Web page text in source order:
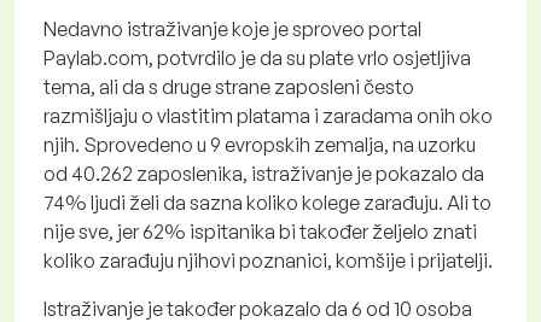
Nedavno istraživanje koje je sproveo portal
Paylab.com, potvrdilo je da su plate vrlo osjetljiva
tema, ali da s druge strane zaposleni često
razmišljaju o vlastitim platama i zaradama onih oko
njih. Sprovedeno u 9 evropskih zemalja, na uzorku
od 40.262 zaposlenika, istraživanje je pokazalo da
74% ljudi želi da sazna koliko kolege zarađuju. Ali to
nije sve, jer 62% ispitanika bi također željelo znati
koliko zarađuju njihovi poznanici, komšije i prijatelji.
Istraživanje je također pokazalo da 6 od 10 osoba